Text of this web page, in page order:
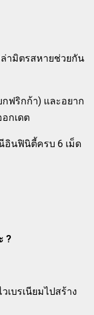
ล่ามิตรสหายช่วยกัน
กฟริกก้า) และอยาก
กเดต
อินฟินิตี้ครบ 6 เม็ด
?
เบรเนียมไปสร้าง